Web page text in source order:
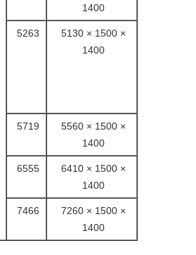
1400
5263
5130 × 1500 ×
1400
5719
5560 × 1500 ×
1400
6555
6410 × 1500 ×
1400
7466
7260 × 1500 ×
1400